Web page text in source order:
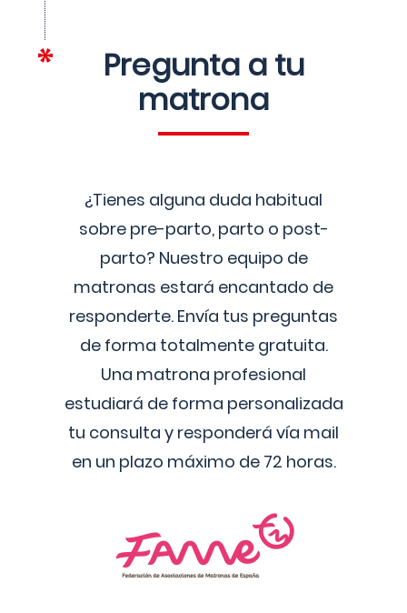
Pregunta a tu
matrona
¿Tienes alguna duda habitual
sobre pre-parto, parto o post-
parto? Nuestro equipo de
matronas estará encantado de
responderte. Envía tus preguntas
de forma totalmente gratuita.
Una matrona profesional
estudiará de forma personalizada
tu consulta y responderá vía mail
en un plazo máximo de 72 horas.